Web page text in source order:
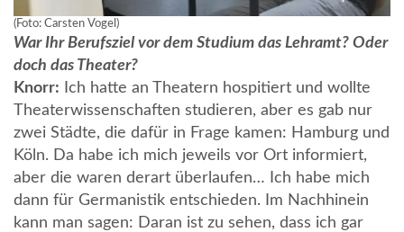
(Foto: Carsten Vogel)
War Ihr Berufsziel vor dem Studium das Lehramt? Oder
doch das Theater?
Knorr: Ich hatte an Theatern hospitiert und wollte
Theaterwissenschaften studieren, aber es gab nur
zwei Städte, die dafür in Frage kamen: Hamburg und
Köln. Da habe ich mich jeweils vor Ort informiert,
aber die waren derart überlaufen… Ich habe mich
dann für Germanistik entschieden. Im Nachhinein
kann man sagen: Daran ist zu sehen, dass ich gar